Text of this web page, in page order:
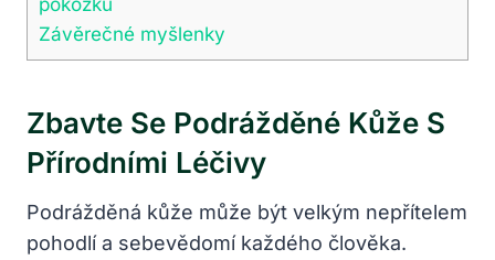
Závěrečné myšlenky
Zbavte Se Podrážděné Kůže S
Přírodními Léčivy
Podrážděná kůže může být velkým nepřítelem
pohodlí a sebevědomí každého člověka.